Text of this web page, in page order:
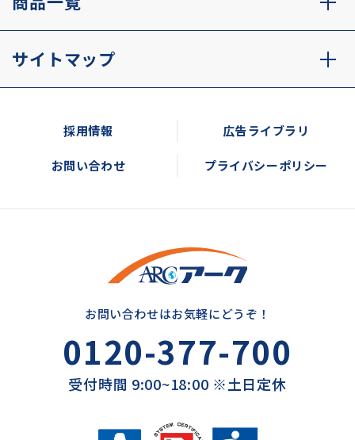
サイトマップ
採用情報 広告ライブラリ
お問い合わせ プライバシーポリシー
お問い合わせはお気軽にどうぞ！
0120-377-700
受付時間 9:00~18:00 ※土日定休